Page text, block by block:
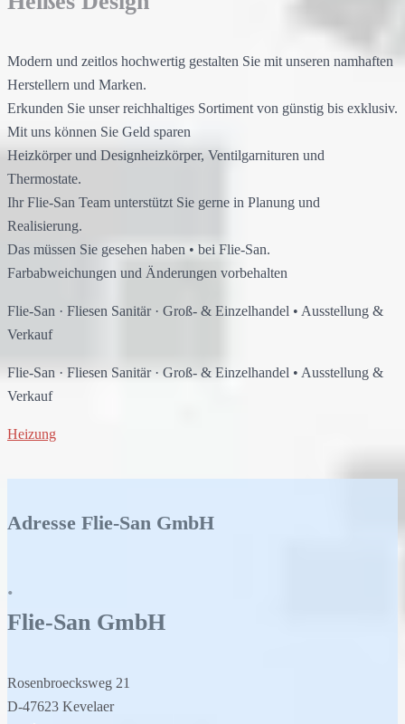
Modern und zeitlos hochwertig gestalten Sie mit unseren namhaften
Herstellern und Marken.
Erkunden Sie unser reichhaltiges Sortiment von günstig bis exklusiv.
Mit uns können Sie Geld sparen
Heizkörper und Designheizkörper, Ventilgarnituren und
Thermostate.
IhrFlie-San Team unterstützt Sie gerne in Planung und
Realisierung.
Das müssen Sie gesehen haben • bei Flie-San.
Farbabweichungen und Änderungen vorbehalten
Flie-San · Fliesen Sanitär· Groß- & Einzelhandel • Ausstellung &
Verkauf
Flie-San · Fliesen Sanitär· Groß- & Einzelhandel • Ausstellung &
Verkauf
Heizung
Adresse Flie-San GmbH
.
Flie-San GmbH
Rosenbroecksweg 21
D-47623 Kevelaer